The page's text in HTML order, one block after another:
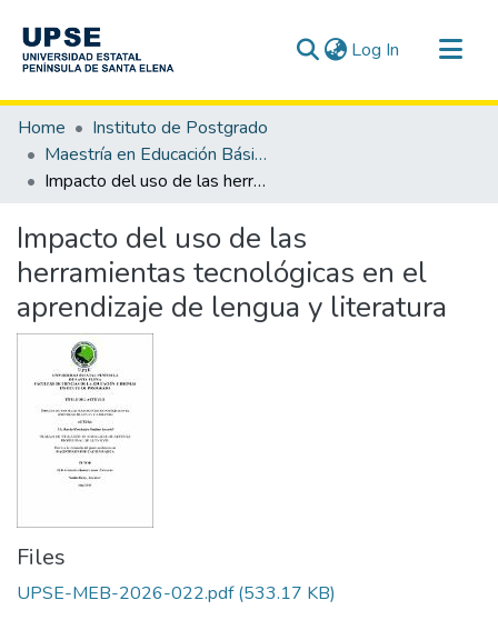
Log In (current)
Communities & Collections
All of DSpace
Statistics
Home
Instituto de Postgrado
Maestría en Educación Básica
Impacto del uso de las herramientas tecnológicas en el aprendizaje de lengua y literatura
Impacto del uso de las
herramientas tecnológicas en el
aprendizaje de lengua y literatura
Files
UPSE-MEB-2026-022.pdf(533.17 KB)